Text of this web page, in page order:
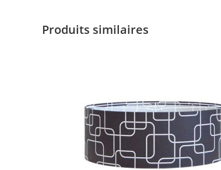
Produits similaires